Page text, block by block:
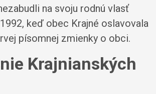
na svoju rodnú vlasť
keď obec Krajné oslavovala
písomnej zmienky o obci.
Krajnianských